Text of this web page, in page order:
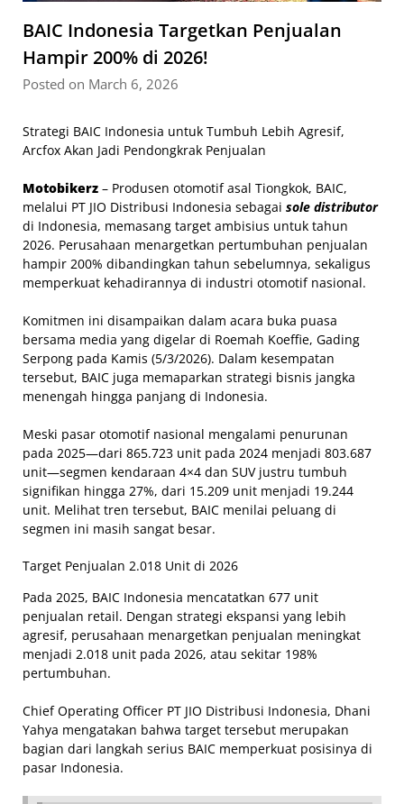
BAIC Indonesia Targetkan Penjualan
Hampir 200% di 2026!
Posted on March 6, 2026
Strategi BAIC Indonesia untuk Tumbuh Lebih Agresif,
Arcfox Akan Jadi Pendongkrak Penjualan
Motobikerz – Produsen otomotif asal Tiongkok, BAIC,
melalui PT JIO Distribusi Indonesia sebagai sole distributor
di Indonesia, memasang target ambisius untuk tahun
2026. Perusahaan menargetkan pertumbuhan penjualan
hampir 200% dibandingkan tahun sebelumnya, sekaligus
memperkuat kehadirannya di industri otomotif nasional.
Komitmen ini disampaikan dalam acara buka puasa
bersama media yang digelar di Roemah Koeffie, Gading
Serpong pada Kamis (5/3/2026). Dalam kesempatan
tersebut, BAIC juga memaparkan strategi bisnis jangka
menengah hingga panjang di Indonesia.
Meski pasar otomotif nasional mengalami penurunan
pada 2025—dari 865.723 unit pada 2024 menjadi 803.687
unit—segmen kendaraan 4×4 dan SUV justru tumbuh
signifikan hingga 27%, dari 15.209 unit menjadi 19.244
unit. Melihat tren tersebut, BAIC menilai peluang di
segmen ini masih sangat besar.
Target Penjualan 2.018 Unit di 2026
Pada 2025, BAIC Indonesia mencatatkan 677 unit
penjualan retail. Dengan strategi ekspansi yang lebih
agresif, perusahaan menargetkan penjualan meningkat
menjadi 2.018 unit pada 2026, atau sekitar 198%
pertumbuhan.
Chief Operating Officer PT JIO Distribusi Indonesia, Dhani
Yahya mengatakan bahwa target tersebut merupakan
bagian dari langkah serius BAIC memperkuat posisinya di
pasar Indonesia.